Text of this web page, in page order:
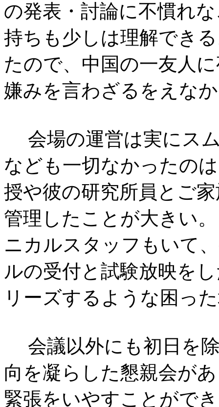
の発表・討論に不慣れ
持ちも少しは理解でき
たので、中国の一友人
嫌みを言わざるをえな
会場の運営は実にス
なども一切なかったの
授や彼の研究所員とご
管理したことが大きい
ニカルスタッフもいて
ルの受付と試験放映を
リーズするような困っ
会議以外にも初日を
向を凝らした懇親会が
緊張をいやすことがで